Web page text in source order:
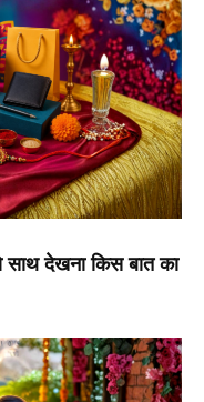
साथ देखना किस बात का